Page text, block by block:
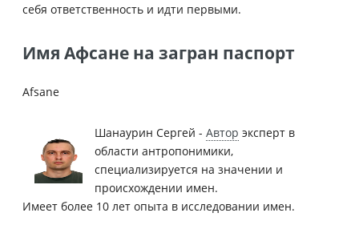
себя ответственность и идти первыми.
Имя Афсане на загран паспорт
Afsane
Шанаурин Сергей - Автор эксперт в
области антропонимики,
специализируется на значении и
происхождении имен.
Имеет более 10 лет опыта в исследовании имен.